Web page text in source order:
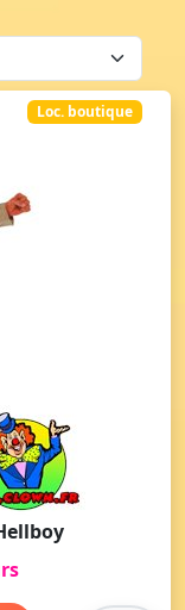
Loc. boutique